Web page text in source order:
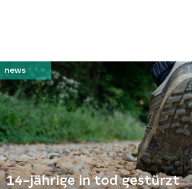
14-jährige in tod gestürzt